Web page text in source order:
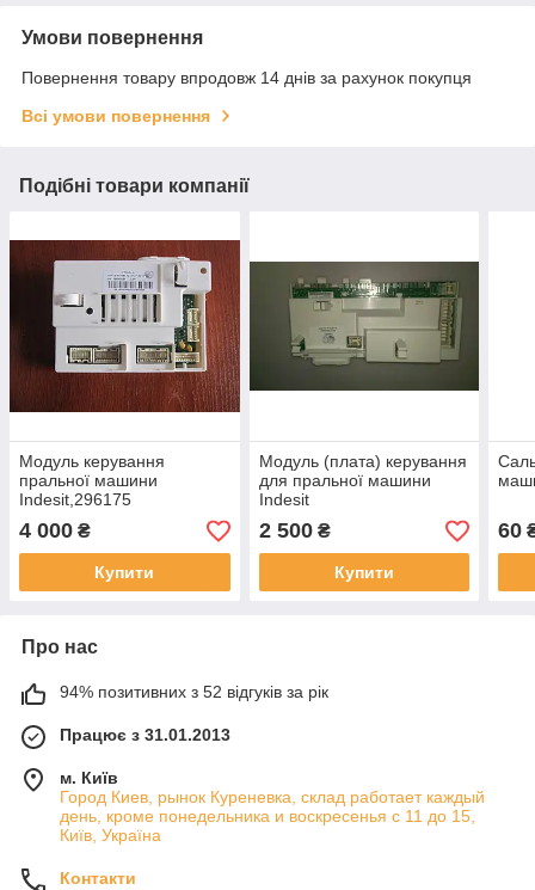
Умови повернення
Повернення товару впродовж 14 днів за рахунок покупця
Всі умови повернення
Подібні товари компанії
Модуль керування
пральної машини
Indesit,296175
4 000 ₴
Купити
Модуль (плата) керування
для пральної машини
Indesit
2 500₴
Купити
60
Про нас
94% позитивних з 52 відгуків за рік
Працює з 31.01.2013
м. Київ
Город Киев, рынок Куреневка, склад работает каждый
день, кроме понедельника и воскресенья с 11 до 15,
Київ, Україна
Контакти